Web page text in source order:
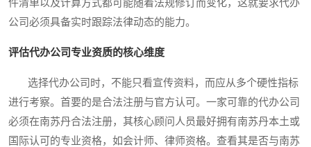
件清单以及计算方式都可能随着法规修订而变化，这就要求代办
公司必须具备实时跟踪法律动态的能力。
评估代办公司专业资质的核心维度
选择代办公司时，不能只看宣传资料，而应从多个硬性指标
进行考察。首要的是合法注册与官方认可。一家可靠的代办公司
必须在南苏丹合法注册，其核心顾问人员最好拥有南苏丹本土或
国际认可的专业资格，如会计师、律师资格。查看其是否与南苏